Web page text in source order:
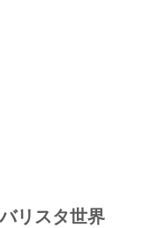
リスタ世界